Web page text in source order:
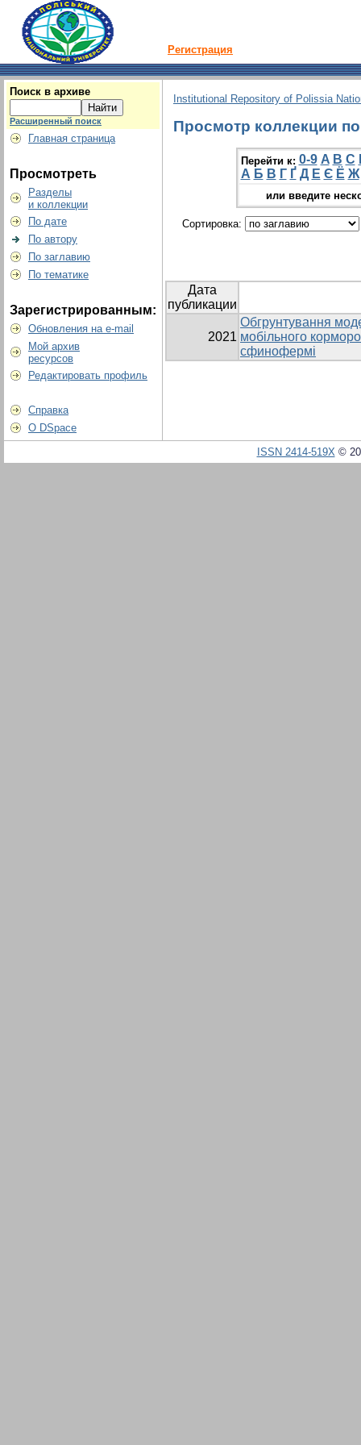
Регистрация
Поиск в архиве
Расширенный поиск
Главная страница
Просмотреть
Разделы
и коллекции
По дате
По автору
По заглавию
По тематике
Зарегистрированным:
Обновления на e-mail
Мой архив
ресурсов
Редактировать профиль
Справка
О DSpace
Institutional Repository of Polissia
Просмотр коллекции
Перейти к: 0-9 A B C
А Б В Г Ґ Д Е Є Ё Ж
или введите
Сортировка:
Дата
публикации
2021
Обгрунтування
мобільного
сфинофермі
ISSN 2414-519X©